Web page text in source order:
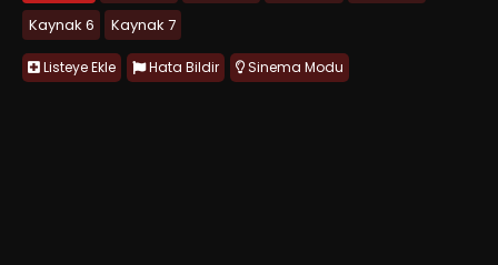
Kaynak 6
Kaynak 7
Listeye Ekle Hata Bildir Sinema Modu